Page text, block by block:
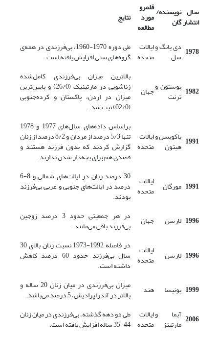
سال
انتشار
نویسنده/
گان
قلمرو
مورد
مطالعه
نتایج
1978 دی یانگ و
سل
ایالات
متحده
طی دوره 1970-1960، بی‌فرزندی در همه‌ی
گروه‌های سنی افزایش یافته است.
1982 پوستون و
ترنت جهان
بالاترین میزان بی‌فرزندی کامل‌شده
زناشویی در مارتینیک (26/0) و پایین‌ترین
میزان در اردن، پاکستان و کرده‌جنوبی
(02/0) ثبت شد.
1991 یاکوبسن و
هیتون
ایالات
متحده
براساس داده‌های سال‌های 1977 و 1978
تنها 5/3 درصد از مردان و 8/2 درصد از زنان
گزارش کردند که بدون فرزند هستند و
قصدی هم برای بچه‌دار شدن ندارند.
1991 مورگان ایالات
متحده
30 درصد زنان در ایالت‌های شمالی و 8-6
درصد در ایالت‌های جنوبی و غربی بی‌فرزند
بودند.
1996 لارسن جهان در هر جمعیتی حدود 3 درصد زوجین
بی‌فرزند باقی می‌مانند.
1996 لارسن ایالات
متحده
در فاصله 1992-1973 نسبت زنان بالای 30
سال بی‌فرزند حدود 60 درصد کاهش
داشته است.
1999 یونیسا هند میزان بی‌فرزندی در میان زنان 20 ساله و
بالاتر در آندرا پرادیش، 5 درصد می‌باشد.
2006 آبما و
مارتینز
ایالات
متحده
طی دو دهه گذشته، بی‌فرزندی در میان زنان
44-35 ساله افزایش یافته است.